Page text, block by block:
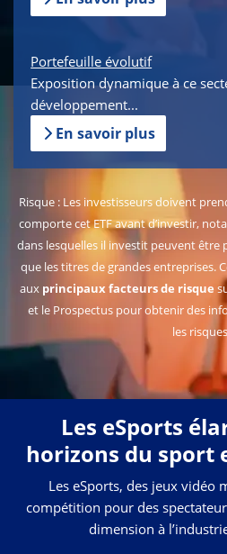
Portefeuille évolutif
Exposition dynamique à ce
développement...
En savoir plus
Risque : Les investisseurs doivent
comporte cet ETF avant d’investir,
dans lesquelles il investit peuvent être
que les titres de grandes entreprises.
aux principaux facteurs de risque
et le Prospectus pour obtenir des
les
Les eSports
horizons du sport
Les eSports, des jeux vidéo
compétition pour des
dimension à